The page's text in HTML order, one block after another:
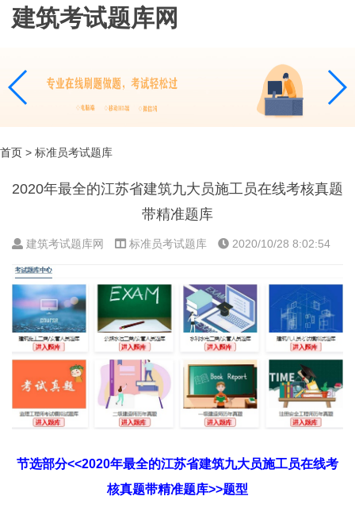
建筑考试题库网
首页 > 标准员考试题库
2020年最全的江苏省建筑九大员施工员在线考核真题
带精准题库
建筑考试题库网 标准员考试题库 2020/10/28 8:02:54
节选部分<<2020年最全的江苏省建筑九大员施工员在线考
核真题带精准题库>>题型